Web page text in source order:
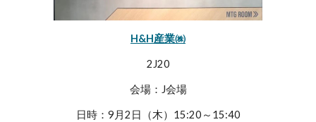
H&H産業㈱
2J20
会場：J会場
日時：9月2日（木）15:20～15:40